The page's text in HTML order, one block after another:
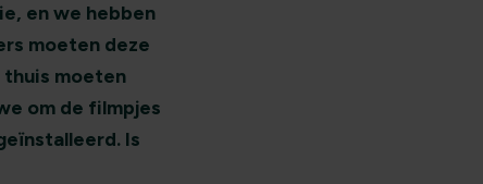
en we hebben
moeten deze
moeten
om de filmpjes
Is